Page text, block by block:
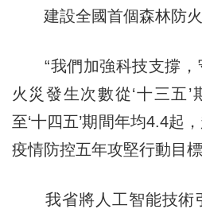
建設全國首個森林防火
“我們加強科技支撐，
火災發生次數從‘十三五
至‘十四五’期間年均4.4起
疫情防控五年攻堅行動目標
我省將人工智能技術